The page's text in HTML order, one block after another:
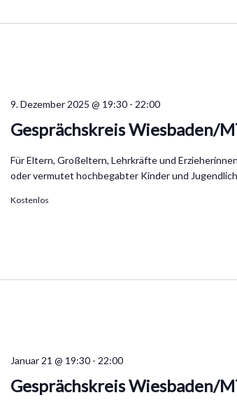
Gesprächskreis Wiesbaden/
9. Dezember 2025 @ 19:30 - 22:00
Für Eltern, Großeltern, Lehrkräfte und
oder vermutet hochbegabter Kinder und
Kostenlos
Gesprächskreis Wiesbaden/
Januar 21 @ 19:30 - 22:00